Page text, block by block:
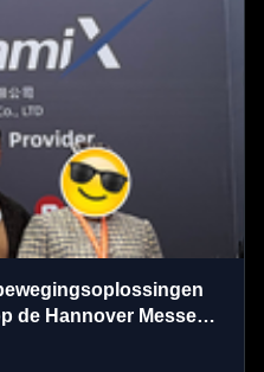
de Hannover Messe